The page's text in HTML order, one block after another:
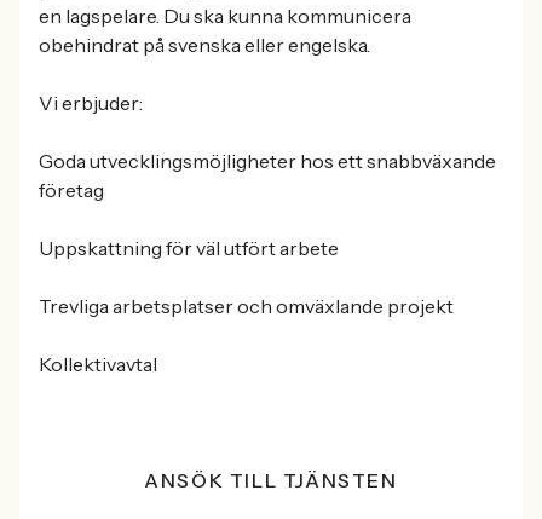
en lagspelare. Du ska kunna kommunicera
obehindrat på svenska eller engelska.
Vi erbjuder:
Goda utvecklingsmöjligheter hos ett snabbväxande
företag
Uppskattning för väl utfört arbete
Trevliga arbetsplatser och omväxlande projekt
Kollektivavtal
ANSÖK TILL TJÄNSTEN